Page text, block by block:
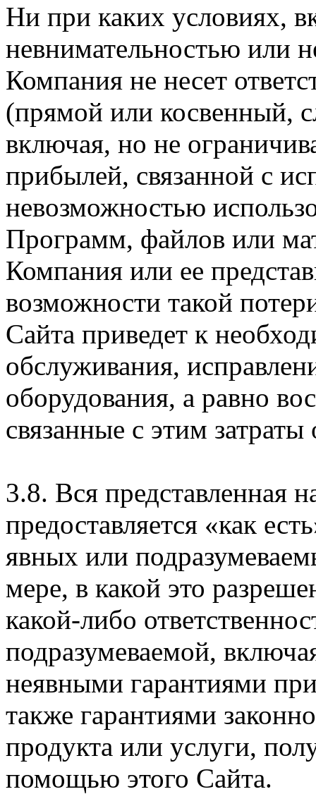
Ни при каких условиях,
невнимательностью или
Компания не несет
(прямой или косвенный,
включая, но не
прибылей, связанной с
невозможностью
Программ, файлов или
Компания или ее
возможности такой
Сайта приведет к
обслуживания,
оборудования, а равно
связанные с этим
3.8. Вся представленная
предоставляется «как
явных или
мере, в какой это
какой-либо
подразумеваемой,
неявными гарантиями
также гарантиями
продукта или услуги,
помощью этого Сайта.